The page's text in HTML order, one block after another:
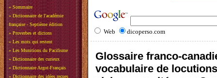
» Sommaire
» Dictionnaire de l'académie
française - Septième édition
» Proverbes et dictons
» Les mots qui restent
» Les Munitions du Pacifisme
» Dictionnaire des curieux
» Dictionnaire Argot-Français
» Dictionnaire des idées reçues
Web dicoperso.com
Glossaire franco-
vocabulaire de locutions